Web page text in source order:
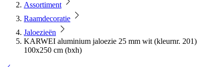
Assortiment
Raamdecoratie
Jaloezieën
KARWEI aluminium jaloezie 25 mm wit (kleurnr. 201)
100x250 cm (bxh)